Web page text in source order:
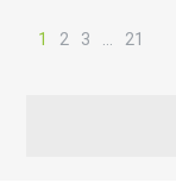
1 2 3 … 21